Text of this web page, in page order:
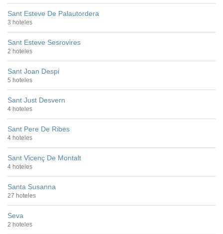
Sant Esteve De Palautordera
3 hoteles
Sant Esteve Sesrovires
2 hoteles
Sant Joan Despi
5 hoteles
Sant Just Desvern
4 hoteles
Sant Pere De Ribes
4 hoteles
Sant Vicenç De Montalt
4 hoteles
Santa Susanna
27 hoteles
Seva
2 hoteles